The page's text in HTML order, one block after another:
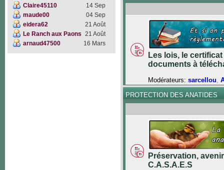
Claire45110
14 Sep
maude00
04 Sep
eidera62
21 Août
Le Ranch aux Paons 21 Août
arnaud47500
16 Mars
Les lois, le
documents à
Modérateurs: sarcellou,
PROTECTION DES ANATIDES
Préservation,
C.A.S.A.E.S